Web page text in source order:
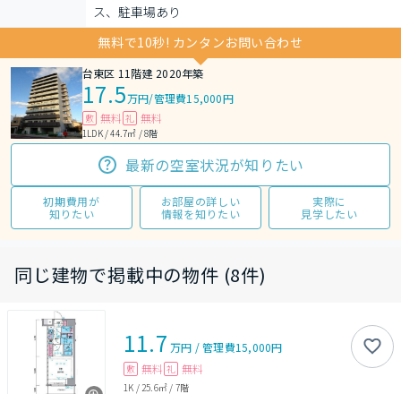
ス、駐車場あり
無料で10秒! カンタンお問い合わせ
台東区 11階建 2020年築
17.5万円/管理費15,000円
敷 無料 礼 無料
1LDK / 44.7㎡ / 8階
最新の空室状況が知りたい
初期費用が
知りたい
お部屋の詳しい
情報を知りたい
実際に
見学したい
同じ建物で掲載中の物件 (8件)
11.7 万円 /管理費15,000円
敷 無料 礼 無料
1K / 25.6㎡ / 7階